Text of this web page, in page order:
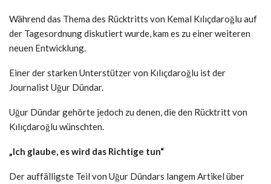
Während das Thema des Rücktritts von Kemal Kılıçdaroğlu auf
der Tagesordnung diskutiert wurde, kam es zu einer weiteren
neuen Entwicklung.
Einer der starken Unterstützer von Kılıçdaroğlu ist der
Journalist Uğur Dündar.
Uğur Dündar gehörte jedoch zu denen, die den Rücktritt von
Kılıçdaroğlu wünschten.
„Ich glaube, es wird das Richtige tun“
Der auffälligste Teil von Uğur Dündars langem Artikel über